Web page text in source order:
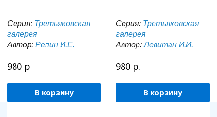
Серия: Третьяковская
галерея
Автор: Репин И.Е.
980 р.
В корзину
Серия: Третьяковская
галерея
Автор:Левитан И.И.
980 р.
В корзину